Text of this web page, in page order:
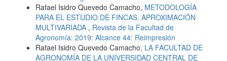
Rafael Isidro Quevedo Camacho, METODOLOGÍA
PARA EL ESTUDIO DE FINCAS. APROXIMACIÓN
MULTIVARIADA , Revista de la Facultad de
Agronomía: 2019: Alcance 44: Reimpresión
Rafael Isidro Quevedo Camacho, LA FACULTAD DE
AGRONOMÍA DE LA UNIVERSIDAD CENTRAL DE